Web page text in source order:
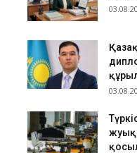
жуық